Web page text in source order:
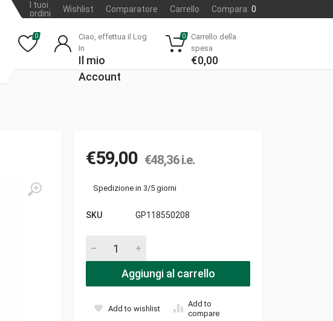
I tuoi
ordini
Wishlist Comparatore Carrello Compara: 0
0
Ciao, effettua il Log
In
Il mio
Account
0
Carrello della
spesa
€0,00
€59,00 €48,36i.e.
Spedizione in 3/5 giorni
SKU GP118550208
Aggiungi al carrello
Add to wishlist
Add to
compare